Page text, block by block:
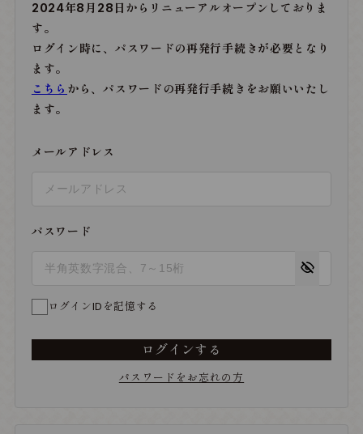
2024年8月28日からリニューアルオープンしておりま
す。
ログイン時に、パスワードの再発行手続きが必要となり
ます。
こちら から、パスワードの再発行手続きをお願いいたし
ます。
メールアドレス
パスワード
ログインIDを記憶する
ログインする
パスワードをお忘れの方